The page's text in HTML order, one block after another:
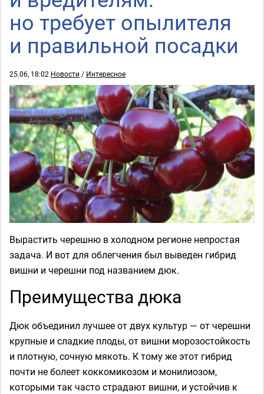
но требует опылителя
и правильной посадки
25.06, 18:02 Новости / Интересное
Вырастить черешню в холодном регионе непростая
задача. И вот для облегчения был выведен гибрид
вишни и черешни под названием дюк.
Преимущества дюка
Дюк объединил лучшее от двух культур — от черешни
крупные и сладкие плоды, от вишни морозостойкость
и плотную, сочную мякоть. К тому же этот гибрид
почти не болеет коккомикозом и монилиозом,
которыми так часто страдают вишни, и устойчив к